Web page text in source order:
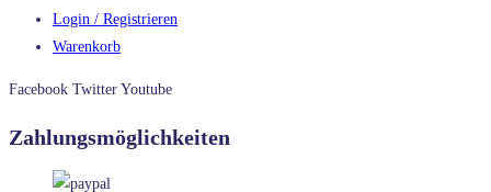
Login / Registrieren
Warenkorb
Facebook Twitter Youtube
Zahlungsmöglichkeiten